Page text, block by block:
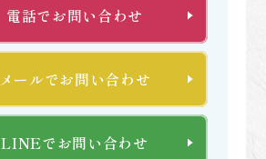
電話でお問い合わせ
メールでお問い合わせ
LINEでお問い合わせ